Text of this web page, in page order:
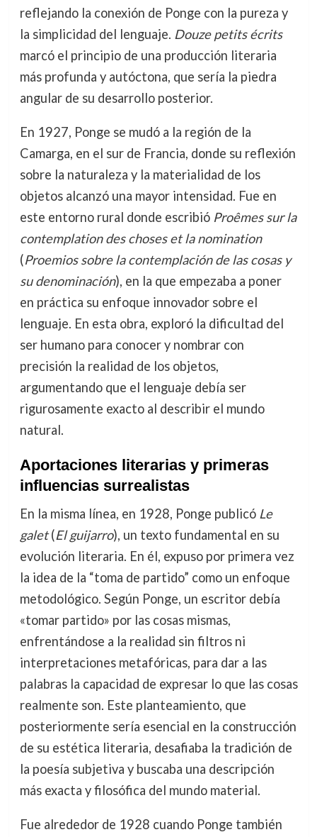
reflejando la conexión de Ponge con la pureza y
la simplicidad del lenguaje. Douze petits écrits
marcó el principio de una producción literaria
más profunda y autóctona, que sería la piedra
angular de su desarrollo posterior.
En 1927, Ponge se mudó a la región de la
Camarga, en el sur de Francia, donde su reflexión
sobre la naturaleza y la materialidad de los
objetos alcanzó una mayor intensidad. Fue en
este entorno rural donde escribió Proêmes sur la
contemplation des choses et la nomination
(Proemios sobre la contemplación de las cosas y
su denominación), en la que empezaba a poner
en práctica su enfoque innovador sobre el
lenguaje. En esta obra, exploró la dificultad del
ser humano para conocer y nombrar con
precisión la realidad de los objetos,
argumentando que el lenguaje debía ser
rigurosamente exacto al describir el mundo
natural.
Aportaciones literarias y primeras
influencias surrealistas
En la misma línea, en 1928, Ponge publicó Le
galet(El guijarro), un texto fundamental en su
evolución literaria. En él, expuso por primera vez
la idea de la “toma de partido” como un enfoque
metodológico. Según Ponge, un escritor debía
«tomar partido» por las cosas mismas,
enfrentándose a la realidad sin filtros ni
interpretaciones metafóricas, para dar a las
palabras la capacidad de expresar lo que las cosas
realmente son. Este planteamiento, que
posteriormente sería esencial en la construcción
de su estética literaria, desafiaba la tradición de
la poesía subjetiva y buscaba una descripción
más exacta y filosófica del mundo material.
Fue alrededor de 1928 cuando Ponge también